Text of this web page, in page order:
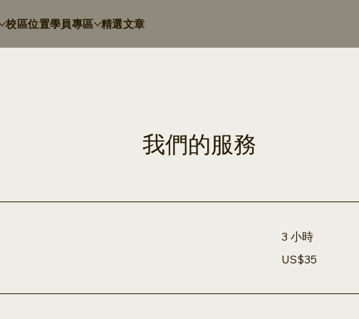
校區位置學員專區 精選文章
我們的服務
3 小時
美
US$35